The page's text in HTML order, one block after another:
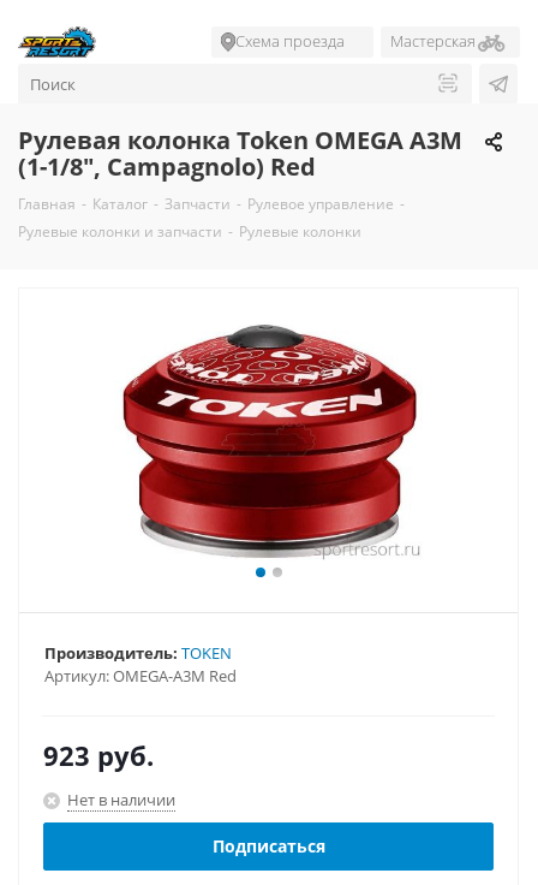
Схема проезда Мастерская
Рулевая колонка Token OMEGA A3M
(1-1/8", Campagnolo) Red
Главная - Каталог - Запчасти - Рулевое управление -
Рулевые колонки и запчасти - Рулевые колонки
Артикул:OMEGA-A3M Red
Производитель: TOKEN
923 руб.
Нет в наличии
Подписаться